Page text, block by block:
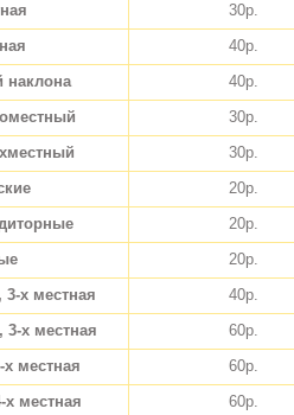
30р.
40р.
наклона
40р.
30р.
30р.
20р.
20р.
20р.
3-х местная
40р.
3-х местная
60р.
местная
60р.
х местная
60р.